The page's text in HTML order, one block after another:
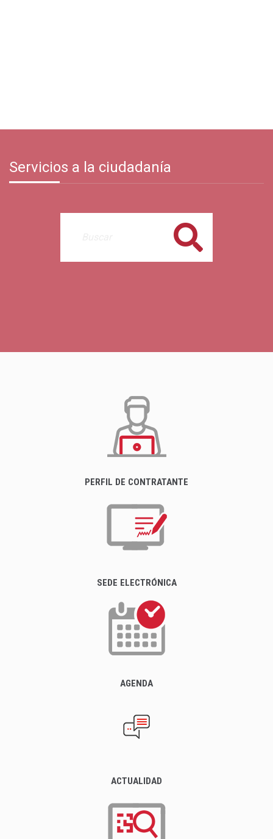
Servicios a la ciudadanía
Buscar
PERFIL DE CONTRATANTE
SEDE ELECTRÓNICA
AGENDA
ACTUALIDAD